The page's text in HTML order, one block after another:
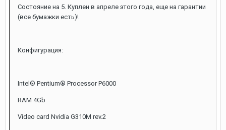
Состояние на 5. Куплен в апреле этого года, еще на гарантии
(все бумажки есть)!
Конфигурация:
Intel® Pentium® Processor P6000
RAM 4Gb
Video card Nvidia G310M rev.2